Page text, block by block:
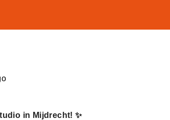
in Mijdrecht! ✨